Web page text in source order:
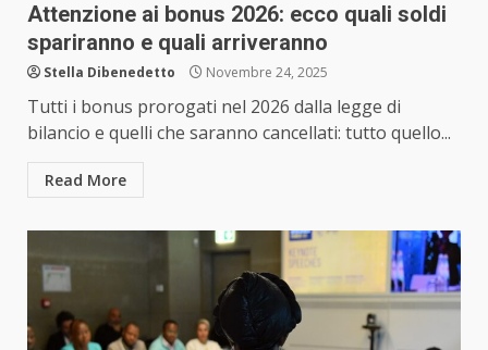
Attenzione ai bonus 2026: ecco quali soldi
spariranno e quali arriveranno
Stella Dibenedetto Novembre 24, 2025
Tutti i bonus prorogati nel 2026 dalla legge di
bilancio e quelli che saranno cancellati: tutto quello...
Read More